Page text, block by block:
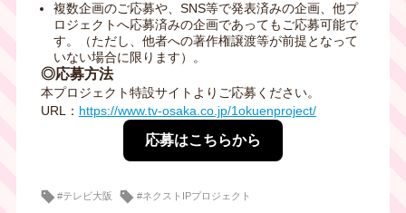
複数企画のご応募や、SNS等で発表済みの企画、他プ
ロジェクトへ応募済みの企画であってもご応募可能で
す。（ただし、他者への著作権譲渡等が前提となって
いない場合に限ります）。
◎応募方法
本プロジェクト特設サイトよりご応募ください。
URL： https://www.tv-osaka.co.jp/1okuenproject/
応募はこちらから
#テレビ大阪 #ネクストIPプロジェクト